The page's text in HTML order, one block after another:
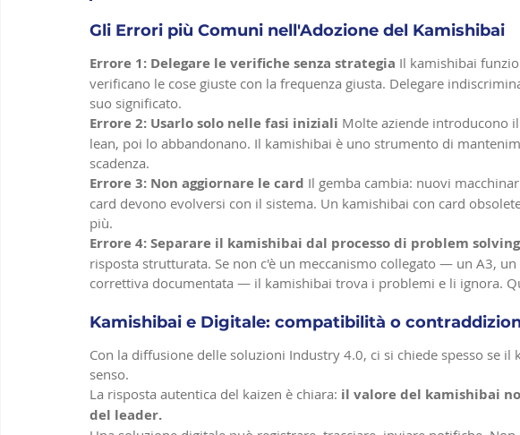
Gli Errori più Comuni nell'Adozione del Kamishibai
Errore 1: Delegare le verifiche senza strategia Il kamishibai
verificano le cose giuste con la frequenza giusta. Delegare
suo significato.
Errore 2: Usarlo solo nelle fasi iniziali Molte aziende introducono
lean, poi lo abbandonano. Il kamishibai è uno strumento di
scadenza.
Errore 3: Non aggiornare le card Il gemba cambia: nuovi
card devono evolversi con il sistema. Un kamishibai con card
più.
Errore 4: Separare il kamishibai dal processo di problem solving
risposta strutturata. Se non c'è un meccanismo collegato — un A3, un
correttiva documentata — il kamishibai trova i problemi e li ignora.
Kamishibai e Digitale: compatibilità o
Con la diffusione delle soluzioni Industry 4.0, ci si chiede spesso se
senso.
La risposta autentica del kaizen è chiara: il valore del kamishibai
del leader.